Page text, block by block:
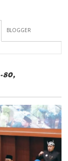
BLOGGER
80,